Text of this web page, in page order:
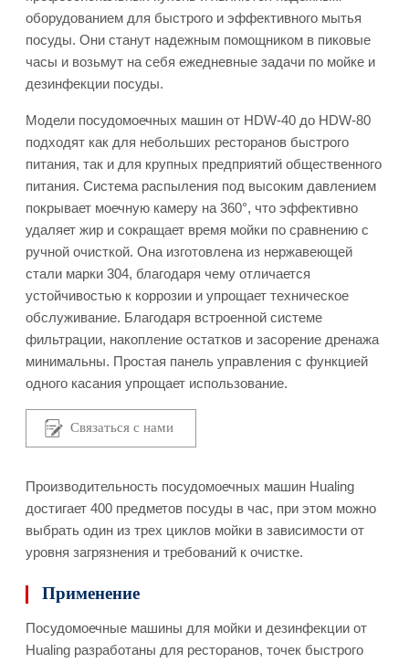
оборудованием для быстрого и эффективного мытья
посуды. Они станут надежным помощником в пиковые
часы и возьмут на себя ежедневные задачи по мойке и
дезинфекции посуды.
Модели посудомоечных машин от HDW-40 до HDW-80
подходят как для небольших ресторанов быстрого
питания, так и для крупных предприятий общественного
питания. Система распыления под высоким давлением
покрывает моечную камеру на 360°, что эффективно
удаляет жир и сокращает время мойки по сравнению с
ручной очисткой. Она изготовлена из нержавеющей
стали марки 304, благодаря чему отличается
устойчивостью к коррозии и упрощает техническое
обслуживание. Благодаря встроенной системе
фильтрации, накопление остатков и засорение дренажа
минимальны. Простая панель управления с функцией
одного касания упрощает использование.
Связаться с нами
Производительность посудомоечных машин Hualing
достигает 400 предметов посуды в час, при этом можно
выбрать один из трех циклов мойки в зависимости от
уровня загрязнения и требований к очистке.
Применение
Посудомоечные машины для мойки и дезинфекции от
Hualing разработаны для ресторанов, точек быстрого